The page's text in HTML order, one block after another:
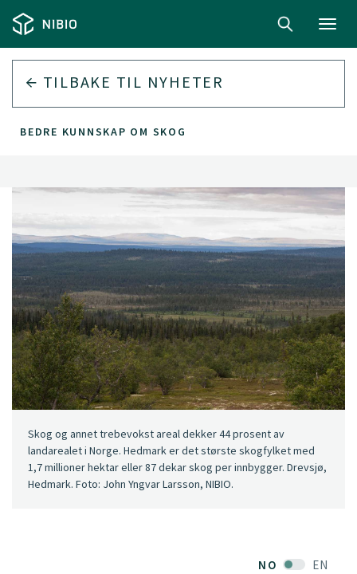
TILBAKE TIL NYHETER
BEDRE KUNNSKAP OM SKOG
NO EN
Skog og annet trebevokst areal dekker 44 prosent av
landarealet i Norge. Hedmark er det største skogfylket med
1,7 millioner hektar eller 87 dekar skog per innbygger. Drevsjø,
Hedmark. Foto: John Yngvar Larsson, NIBIO.